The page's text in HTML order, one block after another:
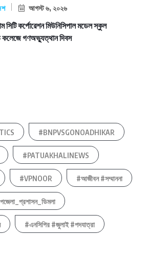
আগস্ট ৬, ২০২৬
সিটি কর্পোরেশন মিউনিসিপাল মডেল স্কুল
কলেজে গণঅভ্যুত্থান দিবস
#BNPVSGONOADHIKAR
#PATUAKHALINEWS
#VPNOOR #আজীবন #সম্মাননা
#এনসিপির #জুলাই #পদযাত্রা